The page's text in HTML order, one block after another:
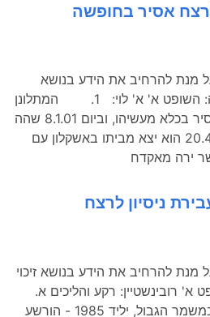
לרצח אסיר בחופשה
מנת להרחיב את הידע בנושא
ניסיון לרצח אסיר בחופשה: השופט א' א' לוי: 1. המתלונן
היה בחודש ינואר 2001 אסיר בכלא מעשיהו, וביום 8.1.01 שהה
בחופשה. בסמוך לשעה 20.45 הוא יצא מביתו באשקלון עם
ירה מאקדח
ניסיון לרצח
מנת להרחיב את הידע בנושא זיכוי
מעבירת ניסיון לרצח: השופט א' רובינשטיין: רקע והליכים א.
המערער - שוטר לשעבר במשמר הגבול, יליד 1985 - הורשע